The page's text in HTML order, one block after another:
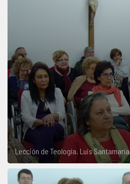
Lección de Teología. Luis Santamaría